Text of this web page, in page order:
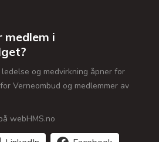
medlem i
og medvirkning åpner for
Verneombud og medlemmer av
webHMS.no